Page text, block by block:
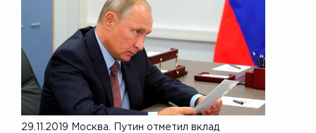
29.11.2019 Москва. Путин отметил вклад